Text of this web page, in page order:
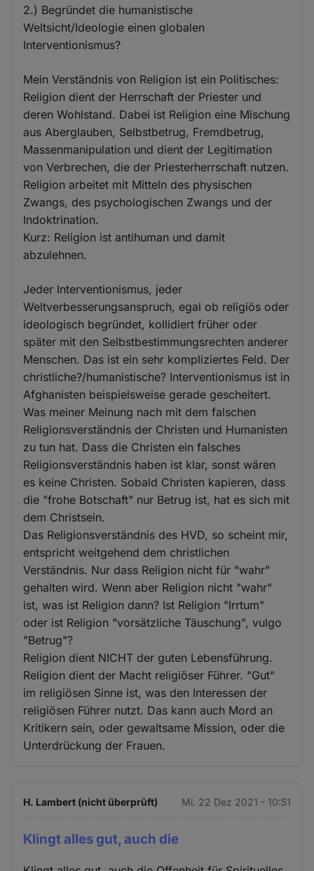
2.) Begründet die humanistische
Weltsicht/Ideologie einen globalen
Interventionismus?
Mein Verständnis von Religion ist ein Politisches:
Religion dient der Herrschaft der Priester und
deren Wohlstand. Dabei ist Religion eine Mischung
aus Aberglauben, Selbstbetrug, Fremdbetrug,
Massenmanipulation und dient der Legitimation
von Verbrechen, die der Priesterherrschaft nutzen.
Religion arbeitet mit Mitteln des physischen
Zwangs, des psychologischen Zwangs und der
Indoktrination.
Kurz: Religion ist antihuman und damit
abzulehnen.
Jeder Interventionismus, jeder
Weltverbesserungsanspruch, egal ob religiös oder
ideologisch begründet, kollidiert früher oder
später mit den Selbstbestimmungsrechten anderer
Menschen. Das ist ein sehr kompliziertes Feld. Der
christliche?/humanistische? Interventionismus ist in
Afghanisten beispielsweise gerade gescheitert.
Was meiner Meinung nach mit dem falschen
Religionsverständnis der Christen und Humanisten
zu tun hat. Dass die Christen ein falsches
Religionsverständnis haben ist klar, sonst wären
es keine Christen. Sobald Christen kapieren, dass
die "frohe Botschaft" nur Betrug ist, hat es sich mit
dem Christsein.
Das Religionsverständnis des HVD, so scheint mir,
entspricht weitgehend dem christlichen
Verständnis. Nur dass Religion nicht für "wahr"
gehalten wird. Wenn aber Religion nicht "wahr"
ist, was ist Religion dann? Ist Religion "Irrtum"
oder ist Religion "vorsätzliche Täuschung", vulgo
"Betrug"?
Religion dient NICHT der guten Lebensführung.
Religion dient der Macht religiöser Führer. "Gut"
im religiösen Sinne ist, was den Interessen der
religiösen Führer nutzt. Das kann auch Mord an
Kritikern sein, oder gewaltsame Mission, oder die
Unterdrückung der Frauen.
H. Lambert (nicht überprüft) Mi. 22 Dez 2021 - 10:51
Klingt alles gut, auch die